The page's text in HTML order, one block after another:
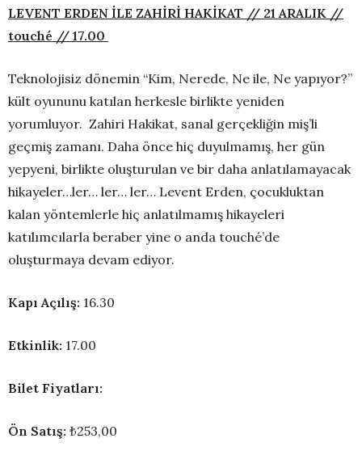
LEVENT ERDEN İLE ZAHİRİ HAKİKAT // 21 ARALIK //
touché // 17.00
Teknolojisiz dönemin “Kim, Nerede, Ne ile, Ne yapıyor?”
kült oyununu katılan herkesle birlikte yeniden
yorumluyor. Zahiri Hakikat, sanal gerçekliğin miş’li
geçmiş zamanı. Daha önce hiç duyulmamış, her gün
yepyeni, birlikte oluşturulan ve bir daha anlatılamayacak
hikayeler…ler… ler… ler… Levent Erden, çocukluktan
kalan yöntemlerle hiç anlatılmamış hikayeleri
katılımcılarla beraber yine o anda touché’de
oluşturmaya devam ediyor.
Kapı Açılış: 16.30
Etkinlik: 17.00
Bilet Fiyatları:
Ön Satış: ₺253,00